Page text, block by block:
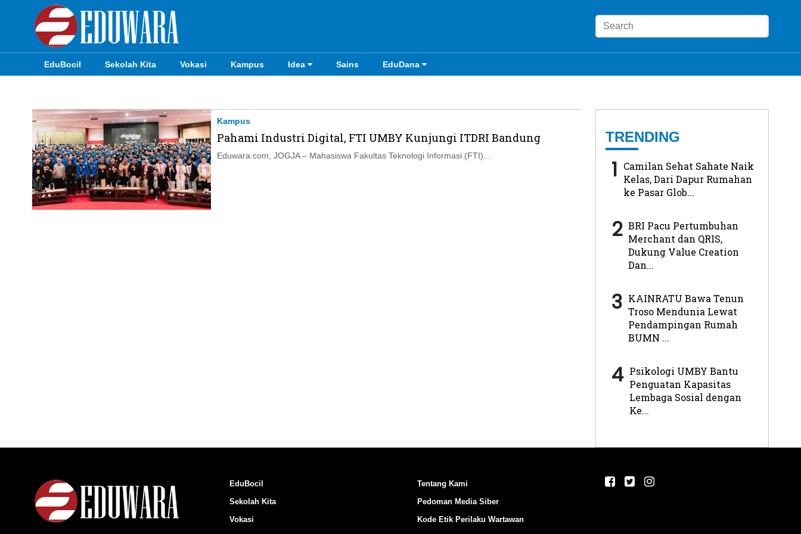
EduBocil Sekolah Kita Vokasi Kampus Idea Sains EduDana
Sekolah Kita
Vokasi
Kampus
Idea
Sains
Kampus
Pahami Industri Digital, FTI UMBY Kunjungi ITDRI Bandung
Eduwara.com, JOGJA – Mahasiswa Fakultas Teknologi Informasi (FTI)...
TRENDING
1 Camilan Sehat Sahate Naik
Kelas, Dari Dapur Rumahan
ke Pasar Glob...
2 BRI Pacu Pertumbuhan
Merchant dan QRIS,
Dukung Value Creation
Dan...
3 KAINRATU Bawa Tenun
Troso Mendunia Lewat
Pendampingan Rumah
BUMN ...
4 Psikologi UMBY Bantu
Penguatan Kapasitas
Lembaga Sosial dengan
Ke...
EduBocil
Sekolah Kita
Vokasi
Tentang Kami
Pedoman Media Siber
Kode Etik Perilaku Wartawan